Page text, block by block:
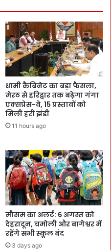
धामी कैबिनेट का बड़ा फैसला,
मेरठ से हरिद्वार तक बढ़ेगा गंगा
एक्सप्रेस-वे, 15 प्रस्तावों को
मिली हरी झंडी
11 hours ago
मौसम का अलर्ट: 6 अगस्त को
देहरादून, चमोली और बागेश्वर में
रहेंगे सभी स्कूल बंद
3 days ago